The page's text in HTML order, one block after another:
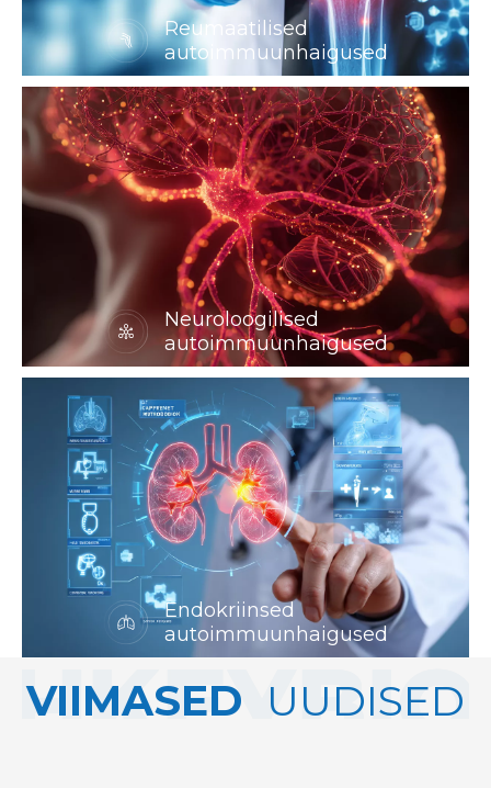
Reumaatilised
autoimmuunhaigused
Neuroloogilised
autoimmuunhaigused
Endokriinsed
autoimmuunhaigused
VIIMASED UUDISED